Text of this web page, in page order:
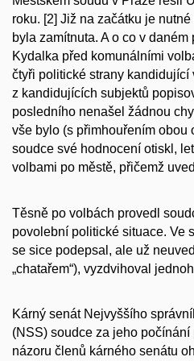
roku. [2] Již na začátku je
byla zamítnuta. A o co v
Kydalka před komunálními
čtyři politické strany kandidující
z kandidujících subjektů
posledního nenašel žádnou
vše bylo (s přimhouřením obou
soudce své hodnocení otiskl,
volbami po městě, přičemž
Těsně po volbách provedl
povolební politické situace. Ve
se sice podepsal, ale už
„chatařem“), vyzdvihoval
Kárný senát Nejvyššího
(NSS) soudce za jeho
názoru členů kárného senátu